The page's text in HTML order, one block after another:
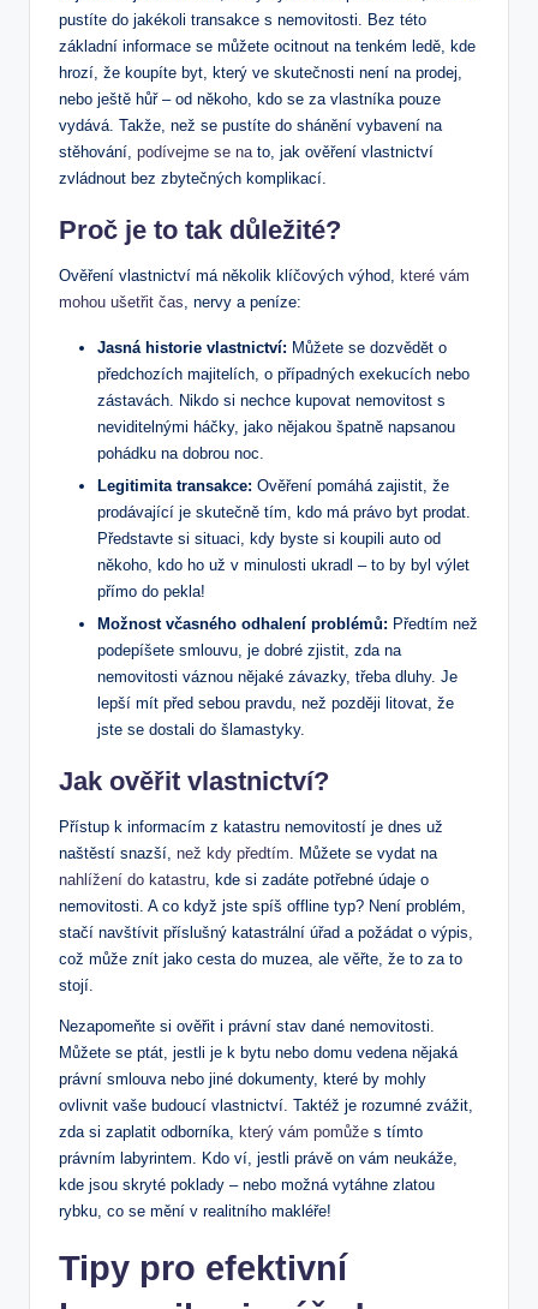
pustíte ⁤do jakékoli transakce s nemovitosti. Bez této
základní informace‍ se můžete‌ ocitnout na tenkém ledě, kde
‌hrozí, že koupíte‍ byt, který ve skutečnosti není na ​prodej,
nebo ještě⁤ hůř – od někoho, kdo⁣ se za vlastníka⁢ pouze
vydává. Takže, než​ se pustíte do shánění vybavení na
stěhování, podívejme se nato, ⁣jak ověření vlastnictví
zvládnout bez zbytečných komplikací.
Proč je ⁢to tak důležité?
Ověření ⁣vlastnictví má několik ⁢klíčových‌ výhod, které vám
mohou ušetřit čas, nervy a peníze:
Jasná⁤ historie ⁣vlastnictví: Můžete se dozvědět o
předchozích majitelích, o ​případných exekucích nebo
zástavách. Nikdo si⁢ nechce⁢ kupovat nemovitost ⁤s
neviditelnými ‌háčky, jako nějakou špatně napsanou
pohádku na dobrou noc.
Legitimita transakce: Ověření ‍pomáhá zajistit, že
‌prodávající je skutečně tím, ‍kdo má právo ⁣byt​ prodat.
Představte si ‍situaci, ‌kdy byste si koupili auto od
někoho, kdo ho už ‍v minulosti ukradl – ‍to by byl výlet
přímo do ⁤pekla!
Možnost včasného ⁣odhalení problémů: Předtím⁢ než
podepíšete ⁣smlouvu, je dobré zjistit, zda ‍na
nemovitosti váznou nějaké ⁤závazky, ‌třeba dluhy. Je ​
lepší mít před ⁢sebou pravdu, ⁢než ⁤později litovat, že⁢
jste se dostali do šlamastyky.
Jak ověřit​ vlastnictví?
Přístup k informacím‍ z katastru nemovitostí ‌je dnes ⁣už
naštěstí snazší,⁢ než kdy předtím. Můžete se vydat⁣ na ‍
nahlížení do katastru, kde ⁢si⁤ zadáte potřebné údaje o
⁣nemovitosti. ‌A co​ když ⁣jste ⁢spíš offline⁤ typ? Není problém,
stačí‍ navštívit příslušný katastrální úřad‍ a požádat ⁣o výpis,
‌což může‌ znít jako ​cesta do muzea, ale‌ věřte, že ‍to⁢ za to
‌stojí.
Nezapomeňte ‌si⁤ ověřit ⁢i právní stav dané nemovitosti.
Můžete se ptát, ​jestli‌ je k⁣ bytu nebo​ domu‌ vedena nějaká⁤
právní smlouva nebo jiné dokumenty, ‍které ‍by mohly
ovlivnit⁢ vaše budoucí vlastnictví. Taktéž je rozumné zvážit,
zda si zaplatit odborníka, který vám pomůže s tímto
právním⁢ labyrintem. Kdo ví, jestli právě on vám ⁣neukáže,
kde‌ jsou skryté poklady – nebo možná vytáhne ‌zlatou
rybku, co ⁢se mění v realitního makléře!
Tipy‍ pro efektivní